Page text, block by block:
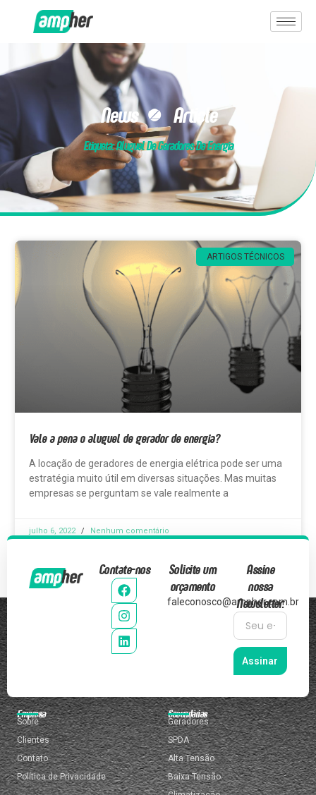
News & Article
Etiqueta: Aluguel De Geradores De Energia
ARTIGOS TÉCNICOS
Vale a pena o aluguel de gerador de energia?
A locação de geradores de energia elétrica pode ser uma
estratégia muito útil em diversas situações. Mas muitas
empresas se perguntam se vale realmente a
julho 6, 2022 Nenhum comentário
Contate-nos
Solicite um
orçamento
faleconosco@ampher.com.br
Assine
nossa
Newsletter:
Assinar
Empresa
Sobre
Clientes
Contato
Política de Privacidade
Secundárias
Geradores
SPDA
Alta Tensão
Baixa Tensão